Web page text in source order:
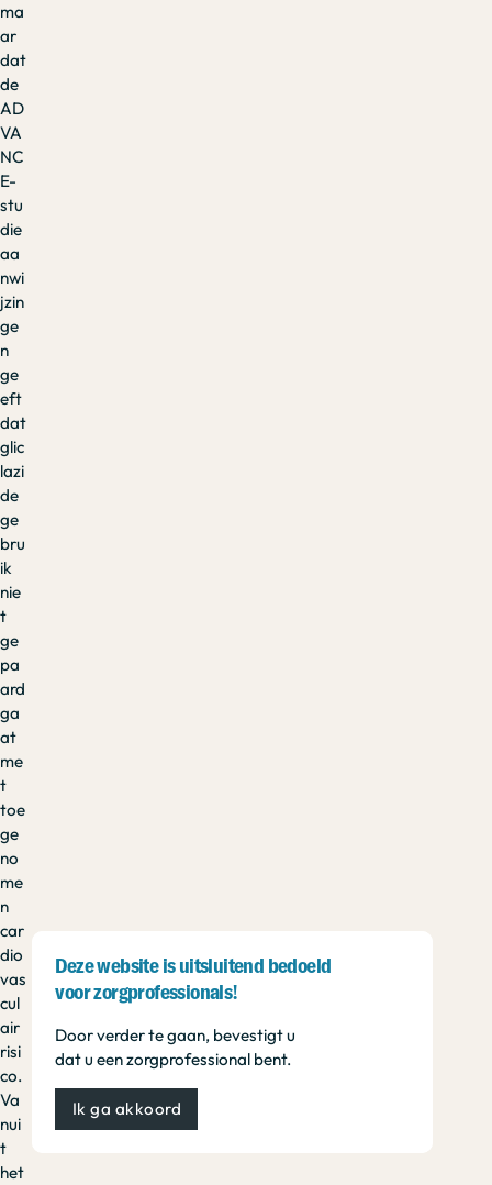
ma
ar
dat
de
AD
VA
NC
E-
stu
die
aa
nwi
jzin
ge
n
ge
eft
dat
glic
lazi
de
ge
bru
ik
nie
t
ge
pa
ard
ga
at
me
t
toe
ge
no
me
n
car
dio
vas
cul
air
risi
co.
Va
nui
t
het
Deze website is uitsluitend bedoeld
voor zorgprofessionals!
Door verder te gaan, bevestigt u
dat u een zorgprofessional bent.
Ik ga akkoord